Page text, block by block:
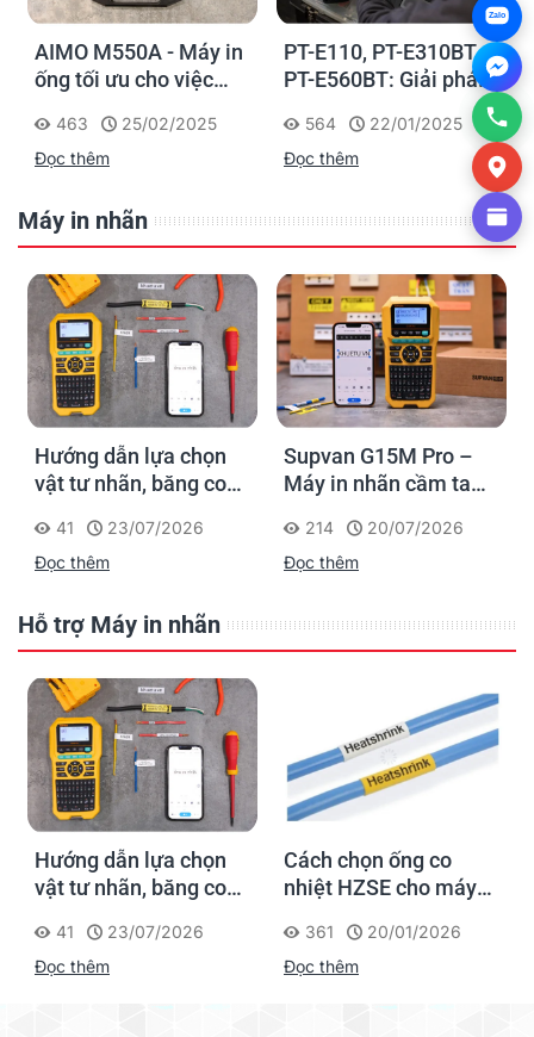
AIMO M550A - Máy in
ống tối ưu cho việc
nhận diện cáp điện,
cáp mạng
463
25/02/2025
Đọc thêm
PT-E110, PT-E310BT,
PT-E560BT: Giải pháp
in nhãn cầm tay công
nghiệp của Brother
564
22/01/2025
Đọc thêm
Máy in nhãn
Hướng dẫn lựa chọn
vật tư nhãn, băng co
Supvan G15M Pro
41
23/07/2026
Đọc thêm
Supvan G15M Pro –
Máy in nhãn cầm tay
dấu một lần, tra cứu
trọn đời công trình
214
20/07/2026
Đọc thêm
Hỗ trợ Máy in nhãn
Hướng dẫn lựa chọn
vật tư nhãn, băng co
Supvan G15M Pro
41
23/07/2026
Đọc thêm
Cách chọn ống co
nhiệt HZSE cho máy in
361
20/01/2026
Đọc thêm
Zalo